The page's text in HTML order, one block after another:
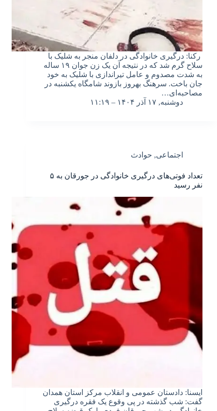
رکنا: درگیری خانوادگی در دلفان منجر به شلیک با
سلاح گرم شد که در نتیجه آن یک زن جوان ۱۹ ساله
به شدت مصدوم و عامل تیراندازی با شلیک به خود
جان باخت. سرهنگ بهروز بازوند شامگاه یکشنبه در
مصاحبه‌ای…
دوشنبه, ۱۷ آذر ۱۴۰۴ – ۱۱:۱۹
اجتماعی, حوادث
تعداد فوتی‌های درگیری خانوادگی در جورقان به ۵
نفر رسید
ایسنا: دادستان عمومی و انقلاب مرکز استان همدان
گفت: شب گذشته در پی وقوع یک فقره درگیری